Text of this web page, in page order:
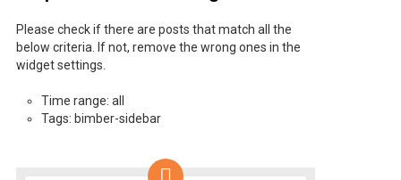
Please check if there are posts that match all the
below criteria. If not, remove the wrong ones in the
widget settings.
Time range: all
Tags: bimber-sidebar